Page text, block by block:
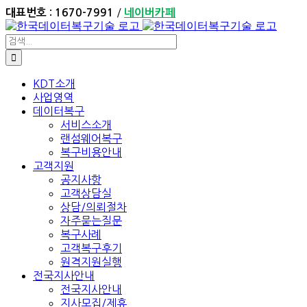
Skip
to
content
대표번호 : 1670-7991 / 네이버카페
검
색:
KDT소개
사업영역
데이터복구
서비스소개
랜섬웨어복구
복구비용안내
고객지원
공지사항
고객상담실
상담/의뢰절차
자주묻는질문
복구사례
고객복구후기
원격지원실행
전국지사안내
전국지사안내
지사모집/제휴